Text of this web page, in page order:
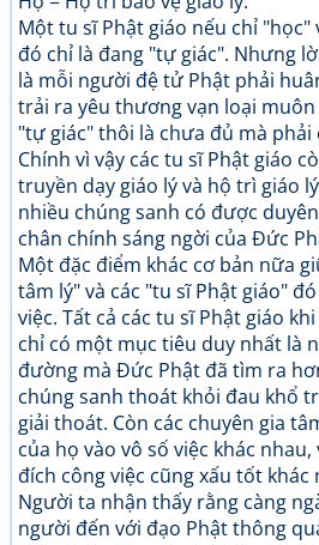
Một tu sĩ Phật giáo nếu chỉ
đó chỉ là đang "tự giác". Nhưng
là mỗi người đệ tử Phật phải
trải ra yêu thương vạn loại
"tự giác" thôi là chưa đủ mà phải
Chính vì vậy các tu sĩ Phật giáo
truyền dạy giáo lý và hộ trì giáo
nhiều chúng sanh có được
chân chính sáng ngời của Đức
Một đặc điểm khác cơ bản nữa
tâm lý" và các "tu sĩ Phật giáo"
việc. Tất cả các tu sĩ Phật giáo
chỉ có một mục tiêu duy nhất là
đường mà Đức Phật đã tìm ra
chúng sanh thoát khỏi đau khổ
giải thoát. Còn các chuyên gia
của họ vào vô số việc khác
đích công việc cũng xấu tốt khác
Người ta nhận thấy rằng càng
người đến với đạo Phật thông